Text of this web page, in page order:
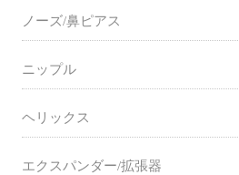
ノーズ/鼻ピアス
ニップル
ヘリックス
エクスパンダー/拡張器